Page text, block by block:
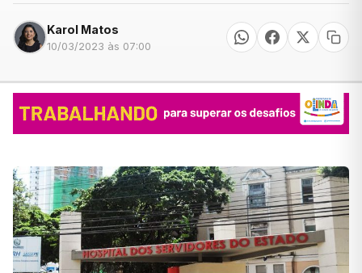
Karol Matos
10/03/2023 às 07:00